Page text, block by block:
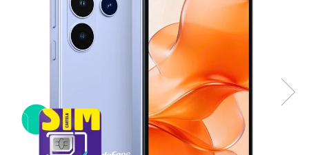
Telefoane mobile Cubot
Telefoane mobile Blackview
Telefoane mobile OSCAL
Telefoane mobile Samsung
Telefoane mobile iSEN
Telefoane mobile F150